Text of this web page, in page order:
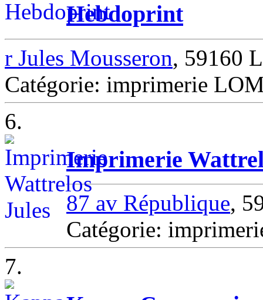
Hebdoprint
r Jules Mousseron, 59160
Catégorie: imprimerie
6.
Imprimerie
87 av République,
Catégorie:
7.